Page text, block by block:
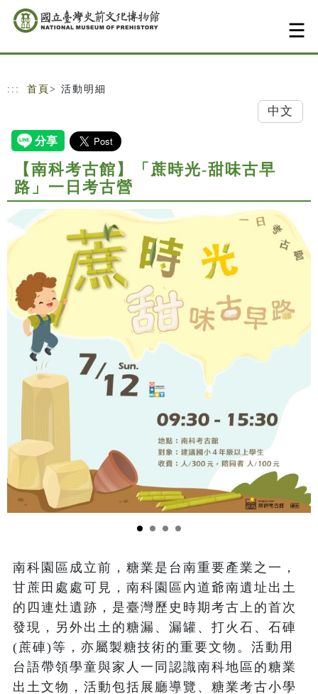
跳到主要內容
網站導覽
::: 首頁 > 活動明細
中文
【南科考古館】「蔗時光-甜味古早
路」一日考古營
南科園區成立前，糖業是台南重要產業之一，
甘蔗田處處可見，南科園區內道爺南遺址出土
的四連灶遺跡，是臺灣歷史時期考古上的首次
發現，另外出土的糖漏、漏罐、打火石、石硨
(蔗硨)等，亦屬製糖技術的重要文物。活動用
台語帶領學童與家人一同認識南科地區的糖業
出土文物，活動包括展廳導覽、糖業考古小學